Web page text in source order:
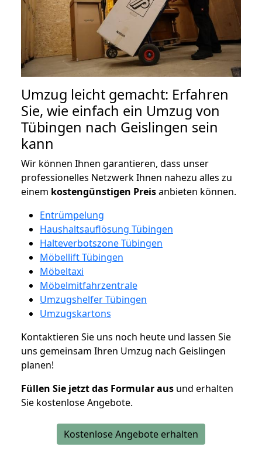
Umzug leicht gemacht: Erfahren
Sie, wie einfach ein Umzug von
Tübingen nach Geislingen sein
kann
Wir können Ihnen garantieren, dass unser
professionelles Netzwerk Ihnen nahezu alles zu
einem kostengünstigen Preisanbieten können.
Entrümpelung
Haushaltsauflösung Tübingen
Halteverbotszone Tübingen
Möbellift Tübingen
Möbeltaxi
Möbelmitfahrzentrale
Umzugshelfer Tübingen
Umzugskartons
Kontaktieren Sie uns noch heute und lassen Sie
uns gemeinsam Ihren Umzug nach Geislingen
planen!
Füllen Sie jetzt das Formular aus und erhalten
Sie kostenlose Angebote.
Kostenlose Angebote erhalten